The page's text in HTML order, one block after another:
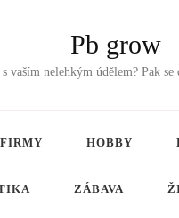
Pb grow
nelehkým údělem? Pak
FIRMY HOBBY
ZÁBAVA